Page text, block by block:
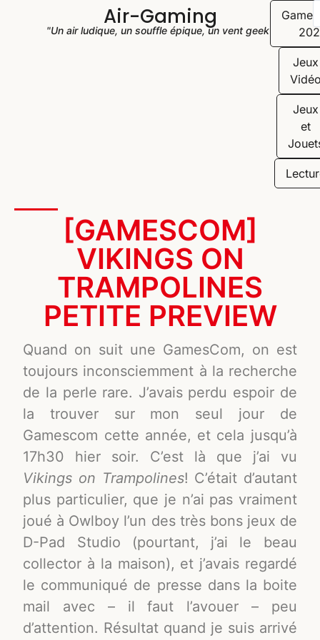
Air-Gaming
"Un air ludique, un souffle épique, un vent geek"
Jeux
Jeux
et
[GAMESCOM]
VIKINGS ON
TRAMPOLINES
PETITE PREVIEW
Quand on suit une GamesCom, on est
toujours inconsciemment à la recherche
de la perle rare. J’avais perdu espoir de
la trouver sur mon seul jour de
Gamescom cette année, et cela jusqu’à
17h30 hier soir. C’est là que j’ai vu
Vikings on Trampolines! C’était d’autant
plus particulier, que je n’ai pas vraiment
joué à Owlboy l’un des très bons jeux de
D-Pad Studio (pourtant, j’ai le beau
collector à la maison), et j’avais regardé
le communiqué de presse dans la boite
mail avec – il faut l’avouer – peu
d’attention. Résultat quand je suis arrivé